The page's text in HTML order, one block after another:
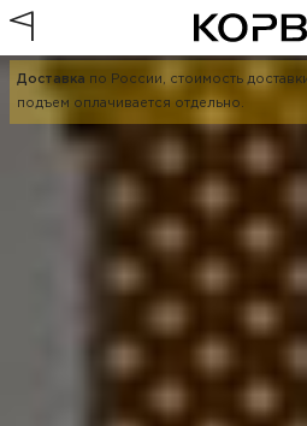
Доставка по России, стоимость
подъем оплачивается отдельно.